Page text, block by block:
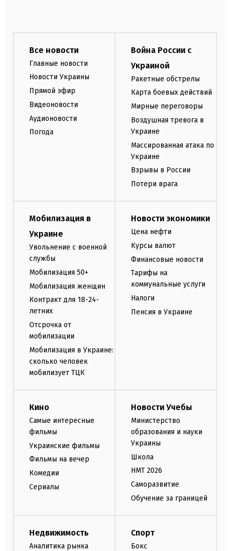
Все новости
Главные новости
Новости Украины
Прямой эфир
Видеоновости
Аудионовости
Погода
Война России с
Украиной
Ракетные обстрелы
Карта боевых действий
Мирные переговоры
Воздушная тревога в
Украине
Массированная атака по
Украине
Взрывы в России
Потери врага
Мобилизация в
Украине
Увольнение с военной
службы
Мобилизация 50+
Мобилизация женщин
Контракт для 18-24-
летних
Отсрочка от
мобилизации
Мобилизация в Украине:
сколько человек
мобилизует ТЦК
Новости экономики
Цена нефти
Курсы валют
Финансовые новости
Тарифы на
коммунальные услуги
Налоги
Пенсия в Украине
Кино
Самые интересные
фильмы
Украинские фильмы
Фильмы на вечер
Комедии
Сериалы
Новости Учебы
Министерство
образования и науки
Украины
Школа
НМТ 2026
Саморазвитие
Обучение за границей
Недвижимость
Аналитика рынка
Спорт
Бокс